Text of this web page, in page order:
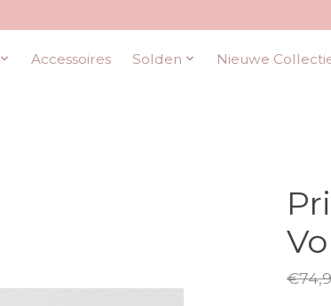
Accessoires Solden Nieuwe